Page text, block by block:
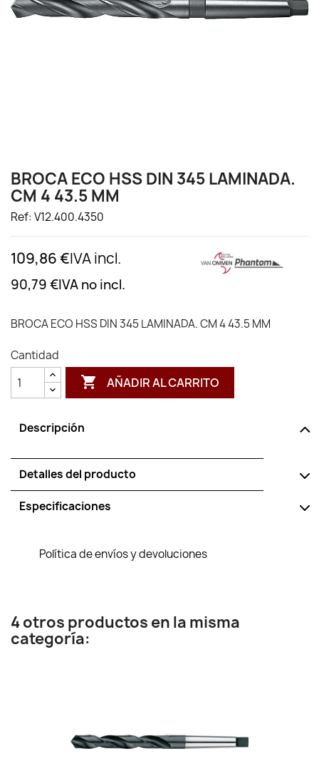
BROCA ECO HSS DIN 345 LAMINADA.
CM 4 43.5 MM
Ref: V12.400.4350
109,86 €IVA incl.
90,79 €IVA no incl.
BROCA ECO HSS DIN 345 LAMINADA. CM 4 43.5 MM
Cantidad
 AÑADIR AL CARRITO
Descripción
Detalles del producto
Especificaciones
Política de envíos y devoluciones
4 otros productos en la misma
categoría: